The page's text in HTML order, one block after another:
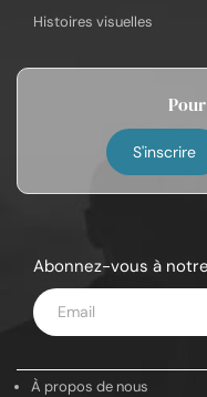
Histoires visuelles
S'inscrire
Abonnez-vous à
Saisissez
votre
mail
À propos de nous